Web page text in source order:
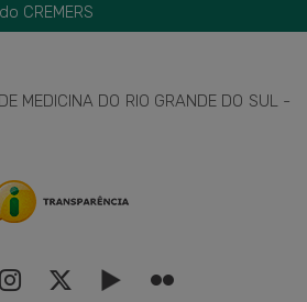
CREMERS
MEDICINA DO RIO GRANDE DO SUL -